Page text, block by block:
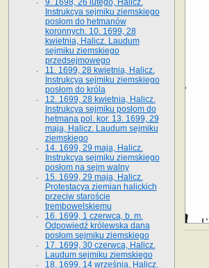
9. 1698, 26 lutego, Halicz.
Instrukcya sejmiku ziemskiego
posłom do hetmanów
koronnych. 10. 1699, 28
kwietnia, Halicz. Laudum
sejmiku ziemskiego
przedsejmowego
11. 1699, 28 kwietnia, Halicz.
Instrukcya sejmiku ziemskiego
posłom do króla
12. 1699, 28 kwietnia, Halicz.
Instrukcya sejmiku posłom do
hetmana pol. kor. 13. 1699, 29
maja, Halicz. Laudum sejmiku
ziemskiego
14. 1699, 29 maja, Halicz.
Instrukcya sejmiku ziemskiego
posłom na sejm walny
15. 1699, 29 maja, Halicz.
Protestacya ziemian halickich
przeciw staroście
trembowelskiemu
16. 1699, 1 czerwca, b. m.
Odpowiedź królewska dana
posłom sejmiku ziemskiego
17. 1699, 30 czerwca, Halicz.
Laudum sejmiku ziemskiego
18. 1699, 14 września, Halicz.